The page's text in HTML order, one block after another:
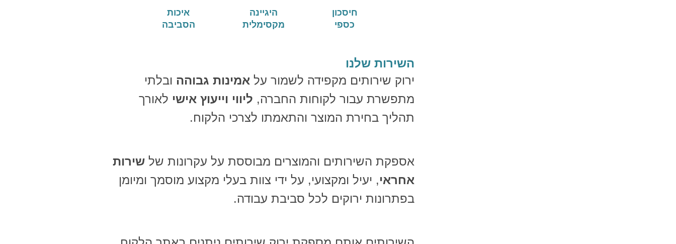
חיסכון
כספי
היגיינה
מקסימלית
איכות
הסביבה
השירות שלנו
ירוק שירותים מקפידה לשמור על אמינות גבוהה ובלתי
מתפשרת עבור לקוחות החברה, ליווי וייעוץ אישי לאורך
תהליך בחירת המוצר והתאמתו לצרכי הלקוח.
אספקת השירותים והמוצרים מבוססת על עקרונות של שירות
אחראי, יעיל ומקצועי, על ידי צוות בעלי מקצוע מוסמך ומיומן
בפתרונות ירוקים לכל סביבת עבודה.